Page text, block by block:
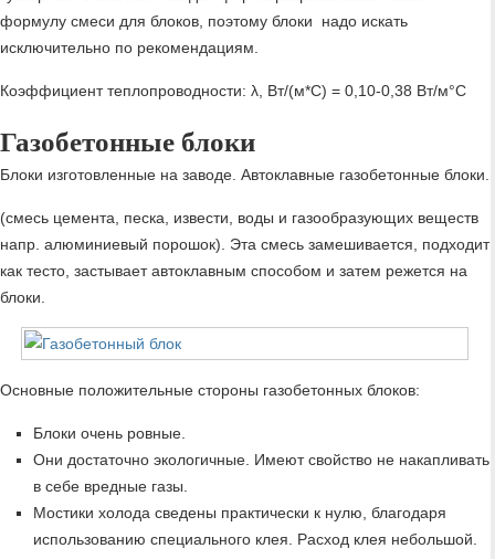
формулу смеси для блоков, поэтому блоки надо искать
исключительно по рекомендациям.
Коэффициент теплопроводности: λ, Вт/(м*С) = 0,10-0,38 Вт/м°C
Газобетонные блоки
Блоки изготовленные на заводе. Автоклавные газобетонные блоки.
(смесь цемента, песка, извести, воды и газообразующих веществ
напр. алюминиевый порошок). Эта смесь замешивается, подходит
как тесто, застывает автоклавным способом и затем режется на
блоки.
Основные положительные стороны газобетонных блоков:
Блоки очень ровные.
Они достаточно экологичные. Имеют свойство не накапливать
в себе вредные газы.
Мостики холода сведены практически к нулю, благодаря
использованию специального клея. Расход клея небольшой.